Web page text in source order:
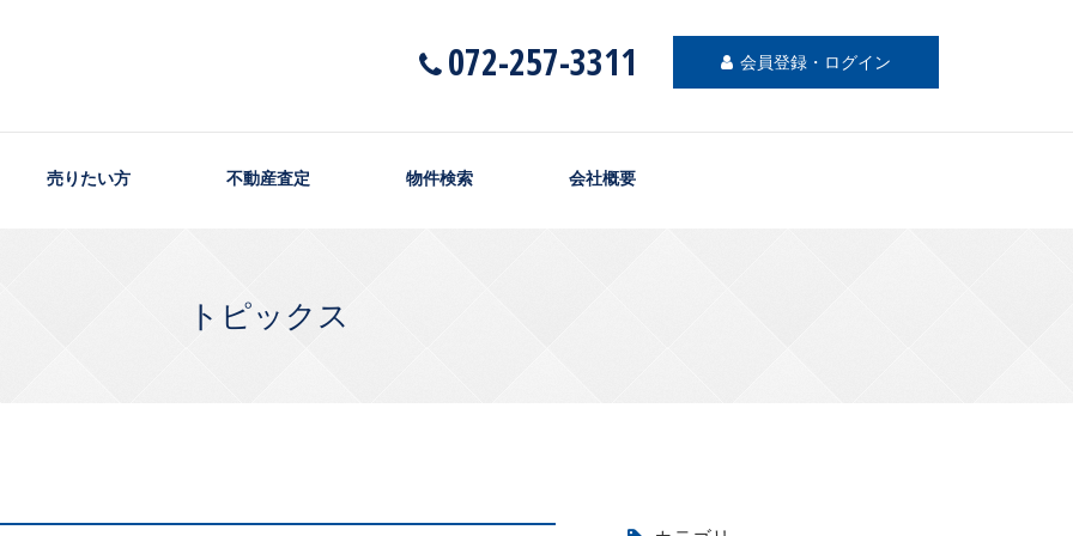
072-257-3311 会員登録・ログイン
売りたい方 不動産査定 物件検索 会社概要
トピックス